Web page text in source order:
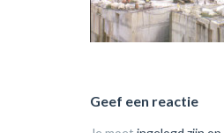
Geef een reactie